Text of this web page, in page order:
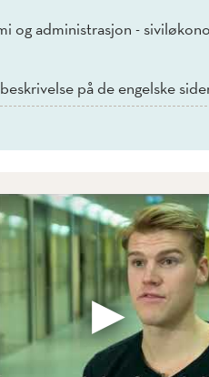
og administrasjon -
på de engelske